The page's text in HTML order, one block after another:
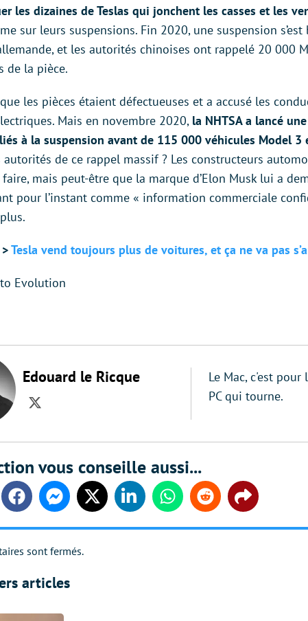
les dizaines de Teslas qui jonchent les casses et les
sur leurs suspensions. Fin 2020, une suspension
et les autorités chinoises ont rappelé 20 000
de la pièce.
les pièces étaient défectueuses et a accusé les
Mais en novembre 2020, la NHTSA a lancé
à la suspension avant de 115 000 véhicules Model 3
de ce rappel massif ? Les constructeurs
mais peut-être que la marque d’Elon Musk lui a
pour l’instant comme « information commerciale
Tesla vend toujours plus de voitures, et ça ne va pas
Evolution
Edouard le Ricque
Twitter
Le Mac, c'est
PC qui tourne.
vous conseille aussi...
FacebookMessengerTwitter LinkedinWhatsappReddit Share
sont fermés.
articles